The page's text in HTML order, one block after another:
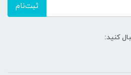
ثبت‌نام
کنید: